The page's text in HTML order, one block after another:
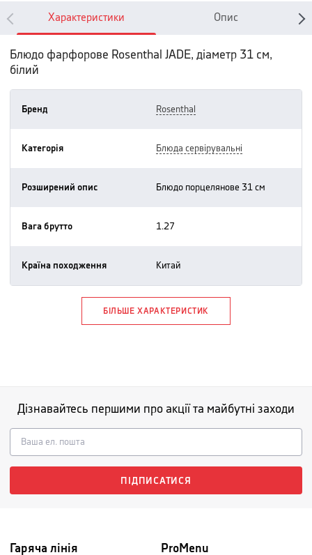
Характеристики Опис
Блюдо фарфорове Rosenthal JADE, діаметр 31 см,
білий
Бренд rosenthal
Категорія блюда сервірувальні
Розширений опис блюдо порцелянове 31 см
Вага брутто 1.27
Країна походження китай
БІЛЬШЕ ХАРАКТЕРИСТИК
Дізнавайтесь першими про акції та майбутні заходи
ПІДПИСАТИСЯ
Гаряча лінія ProMenu